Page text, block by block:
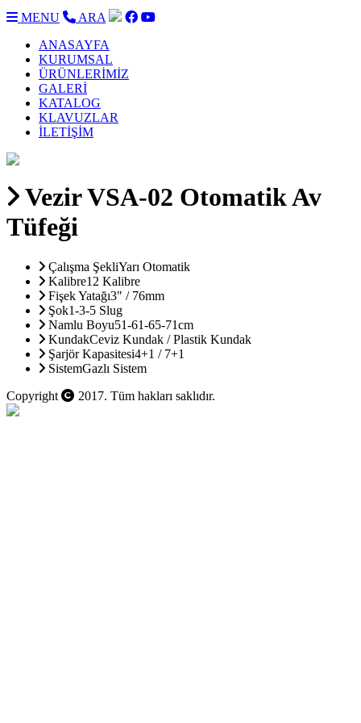
MENU
ARA
ANASAYFA
KURUMSAL
ÜRÜNLERİMİZ
GALERİ
KATALOG
KLAVUZLAR
İLETİŞİM
Vezir VSA-02 Otomatik Av
Tüfeği
Çalışma ŞekliYarı Otomatik
Kalibre12 Kalibre
Fişek Yatağı3" / 76mm
Şok1-3-5 Slug
Namlu Boyu51-61-65-71cm
KundakCeviz Kundak / Plastik Kundak
Şarjör Kapasitesi4+1 / 7+1
SistemGazlı Sistem
Copyright
2017. Tüm hakları saklıdır.